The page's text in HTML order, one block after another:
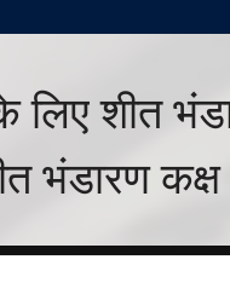
शीत
भंडारण कक्ष